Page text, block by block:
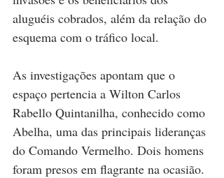
aluguéis cobrados, além da relação do
esquema com o tráfico local.
As investigações apontam que o
espaço pertencia a Wilton Carlos
Rabello Quintanilha, conhecido como
Abelha, uma das principais lideranças
do Comando Vermelho. Dois homens
foram presos em flagrante na ocasião.